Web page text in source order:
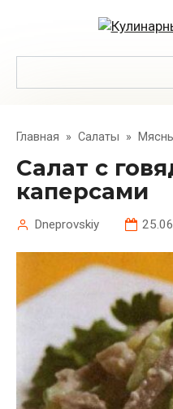
Главная » Салаты »
Салат с говядиной и
каперсами
Dneprovskiy